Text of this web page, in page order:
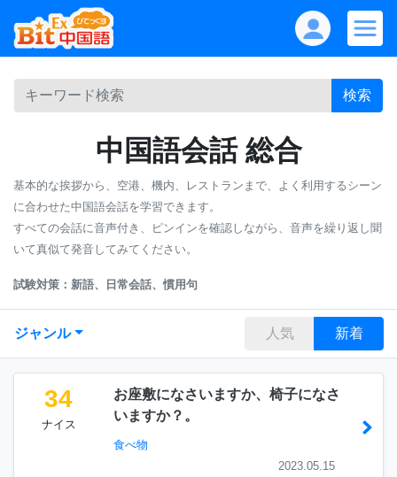
検索
中国語会話 総合
基本的な挨拶から、空港、機内、レストランまで、よく利用するシーン
に合わせた中国語会話を学習できます。
すべての会話に音声付き、ピンインを確認しながら、音声を繰り返し聞
いて真似て発音してみてください。
試験対策：新語、日常会話、慣用句
ジャンル 人気 新着
34
ナイス
お座敷になさいますか、椅子になさ
いますか？。
食べ物
2023.05.15